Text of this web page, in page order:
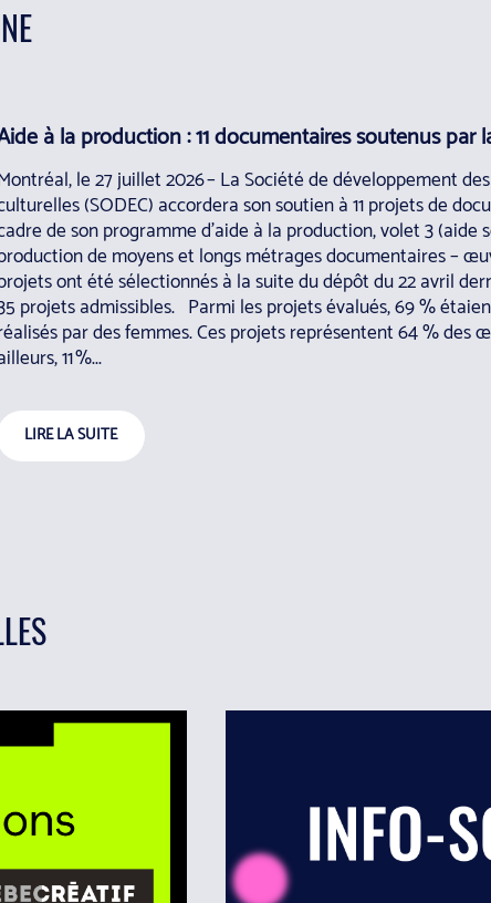
à la production : 11 documentaires soutenus par
le 27 juillet 2026 – La Société de développement
(SODEC) accordera son soutien à 11 projets de
de son programme d’aide à la production, volet 3 (aide
de moyens et longs métrages documentaires –
ont été sélectionnés à la suite du dépôt du 22 avril
projets admissibles. Parmi les projets évalués, 69 %
par des femmes. Ces projets représentent 64 % des
11 %...
LIRE LA SUITE